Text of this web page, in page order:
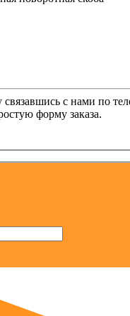
с нами по
форму заказа.